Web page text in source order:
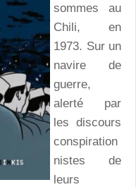
sommes au
Chili, en
1973. Sur un
navire de
guerre,
alerté par
les discours
conspiration
nistes de
leurs